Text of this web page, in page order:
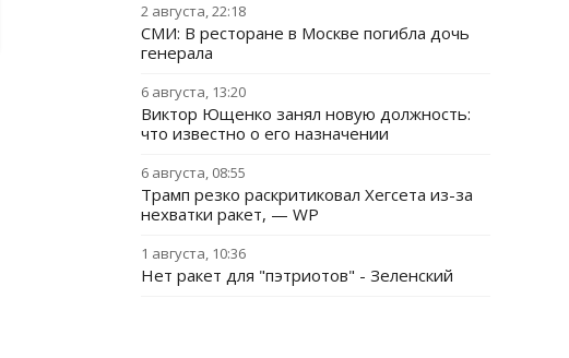
2 августа, 22:18
СМИ: В ресторане в Москве погибла дочь
генерала
6 августа, 13:20
Виктор Ющенко занял новую должность:
что известно о его назначении
6 августа, 08:55
Трамп резко раскритиковал Хегсета из-за
нехватки ракет, — WP
1 августа, 10:36
Нет ракет для "пэтриотов" - Зеленский